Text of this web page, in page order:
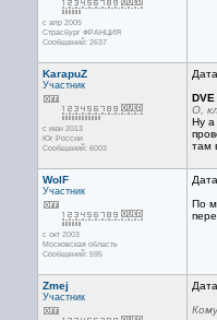
с апр 2005
Страсбург ФРАНЦИЯ
Сообщений: 2637
KarapuZ
Участник
с июн 2013
Юг России
Сообщений: 6003
DVE
О,
Ну а
там
WolF
Участник
с окт 2003
Московская область
Сообщений: 595
По
Zmej
Участник